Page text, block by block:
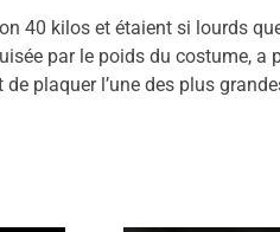
40 kilos et étaient si lourds
par le poids du costume,
plaquer l’une des plus